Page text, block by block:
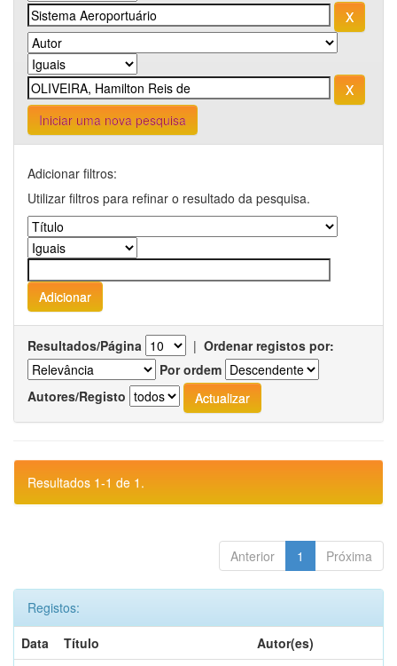
Iniciar uma nova pesquisa
Adicionar filtros:
Utilizar filtros para refinar o resultado da pesquisa.
Resultados/Página | Ordenar registos por:
Por ordem
Autores/Registo
Resultados 1-1 de 1.
Anterior 1 Próxima
Registos:
Data
Título
Autor(es)